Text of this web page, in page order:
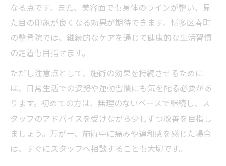
なる点です。また、美容面でも身体のラインが整い、見
た目の印象が良くなる効果が期待できます。博多区春町
の整骨院では、継続的なケアを通じて健康的な生活習慣
の定着も目指せます。
ただし注意点として、施術の効果を持続させるために
は、日常生活での姿勢や運動習慣にも気を配る必要があ
ります。初めての方は、無理のないペースで継続し、ス
タッフのアドバイスを受けながら少しずつ改善を目指し
ましょう。万が一、施術中に痛みや違和感を感じた場合
は、すぐにスタッフへ相談することも大切です。